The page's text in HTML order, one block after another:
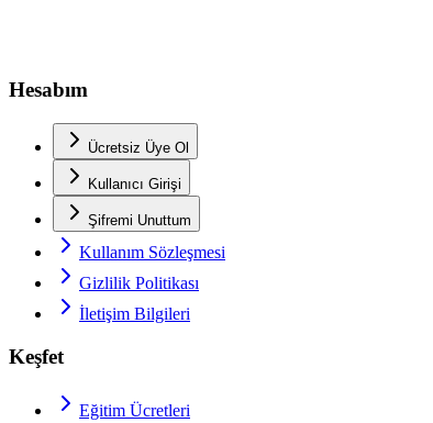
Hesabım
Ücretsiz Üye Ol
Kullanıcı Girişi
Şifremi Unuttum
Kullanım Sözleşmesi
Gizlilik Politikası
İletişim Bilgileri
Keşfet
Eğitim Ücretleri